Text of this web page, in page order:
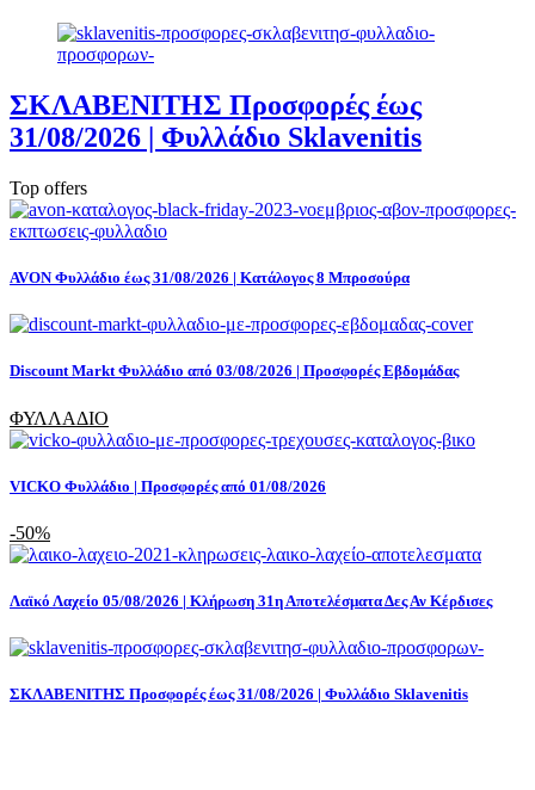
ΣΚΛΑΒΕΝΙΤΗΣ Προσφορές έως
31/08/2026 | Φυλλάδιο Sklavenitis
Top offers
AVON Φυλλάδιο έως 31/08/2026 | Κατάλογος 8 Μπροσούρα
Discount Markt Φυλλάδιο από 03/08/2026 | Προσφορές Εβδομάδας
ΦΥΛΛΑΔΙΟ
VICKO Φυλλάδιο | Προσφορές από 01/08/2026
-50%
Λαϊκό Λαχείο 05/08/2026 | Κλήρωση 31η Αποτελέσματα Δες Αν Κέρδισες
ΣΚΛΑΒΕΝΙΤΗΣ Προσφορές έως 31/08/2026 | Φυλλάδιο Sklavenitis